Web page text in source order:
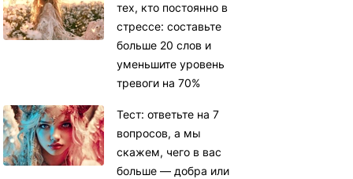
тех, кто постоянно в
стрессе: составьте
больше 20 слов и
уменьшите уровень
тревоги на 70%
Тест: ответьте на 7
вопросов, а мы
скажем, чего в вас
больше — добра или